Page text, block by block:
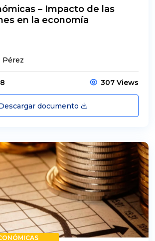
– Impacto de las
en la economía
Pérez
307 Views
documento